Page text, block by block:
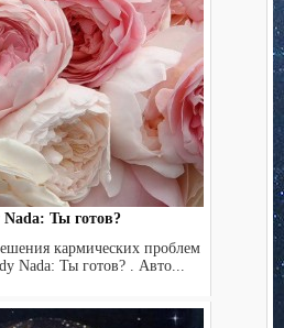
Nada: Ты готов?
кармических проблем
Nada: Ты готов? . Авто...